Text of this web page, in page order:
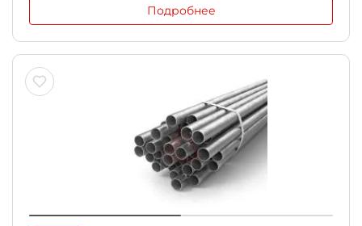
Подробнее